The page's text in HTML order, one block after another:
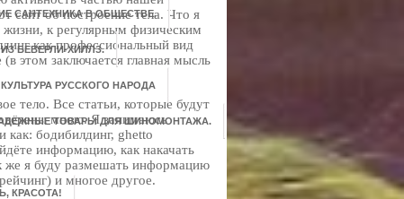
САНТЕХНИКА В ОБЩЕСТВЕ.
БЕВЕРЛИ-ХИЛЛЗ.
РУССКОГО НАРОДА
ТОВАРЫ ДЛЯ ШИНОМОНТАЖА.
КРАСОТА!
сайт об построение тела. Что я
к регулярным физическим
как профессиональный вид
этом заключается главная мысль
тело. Все статьи, которые будут
мною. Я занимаюсь
бодибилдинг, ghetto
информацию, как накачать
же я буду размешать информацию
и многое другое.